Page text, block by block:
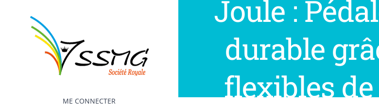
ME CONNECTER
Joule :
durable
flexibles